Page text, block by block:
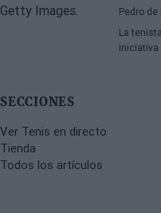
Pedro de
La
iniciativa
SECCIONES
Ver Tenis en directo
Tienda
Todos los artículos